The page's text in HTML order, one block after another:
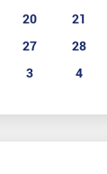
20 21
27 28
3 4